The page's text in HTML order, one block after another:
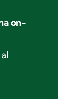
on-